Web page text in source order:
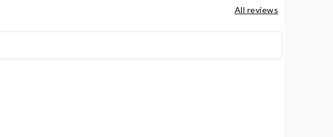
All reviews